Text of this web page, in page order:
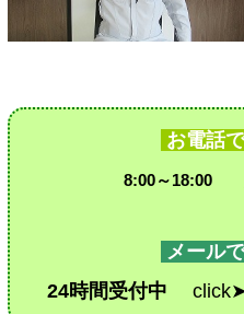
お電話
8:00～18:00
メール
24時間受付中